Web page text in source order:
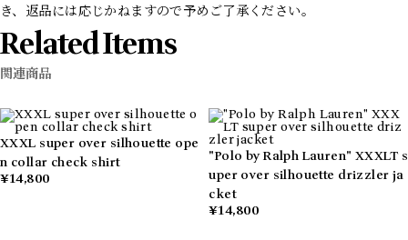
き、返品には応じかねますので予めご了承ください。
Related Items
関連商品
XXXL super over silhouette ope
n collar check shirt
¥14,800
"Polo by Ralph Lauren" XXXLT s
uper over silhouette drizzler ja
cket
¥14,800